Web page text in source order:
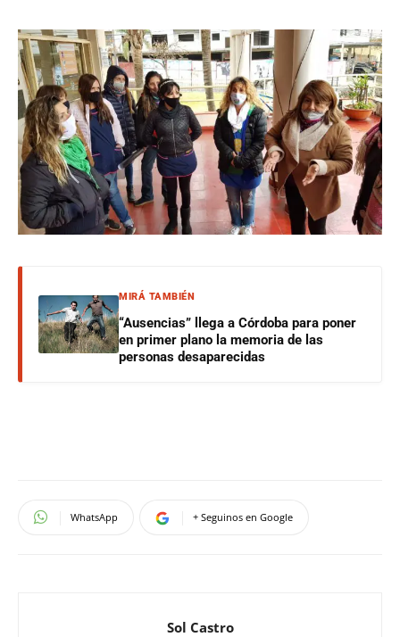
MIRÁ TAMBIÉN
“Ausencias” llega a Córdoba para poner
en primer plano la memoria de las
personas desaparecidas
WhatsApp + Seguinos en Google
Sol Castro